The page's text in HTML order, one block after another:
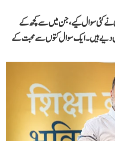
کئی سوال کیے، جن میں سے کچھ کے
دیے ہیں۔ ایک سوال کتوں سے محبت کے